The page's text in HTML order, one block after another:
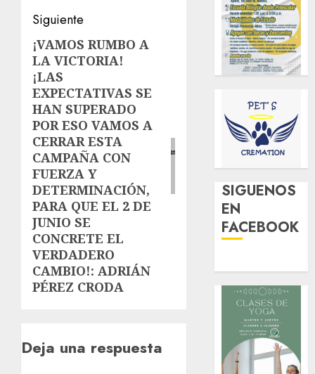
Siguiente
Siguiente
entrada:
¡VAMOS RUMBO A
LA VICTORIA!
¡LAS
EXPECTATIVAS SE
HAN SUPERADO
POR ESO VAMOS A
CERRAR ESTA
CAMPAÑA CON
FUERZA Y
DETERMINACIÓN,
PARA QUE EL 2 DE
JUNIO SE
CONCRETE EL
VERDADERO
CAMBIO!: ADRIÁN
PÉREZ CRODA
Deja una respuesta
SIGUENOS
EN
FACEBOOK